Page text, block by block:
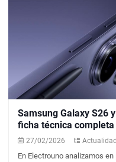
Samsung Galaxy S26
ficha técnica
27/02/2026 Actualidad
En Electrouno analizamos